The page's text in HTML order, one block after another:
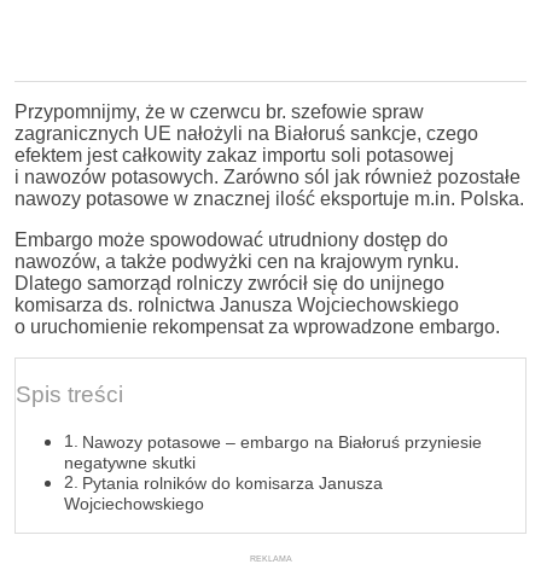
Przypomnijmy, że w czerwcu br. szefowie spraw
zagranicznych UE nałożyli na Białoruś sankcje, czego
efektem jest całkowity zakaz importu soli potasowej
i nawozów potasowych. Zarówno sól jak również pozostałe
nawozy potasowe w znacznej ilość eksportuje m.in. Polska.
Embargo może spowodować utrudniony dostęp do
nawozów, a także podwyżki cen na krajowym rynku.
Dlatego samorząd rolniczy zwrócił się do unijnego
komisarza ds. rolnictwa Janusza Wojciechowskiego
o uruchomienie rekompensat za wprowadzone embargo.
Spis treści
Nawozy potasowe – embargo na Białoruś przyniesie
negatywne skutki
Pytania rolników do komisarza Janusza
Wojciechowskiego
REKLAMA